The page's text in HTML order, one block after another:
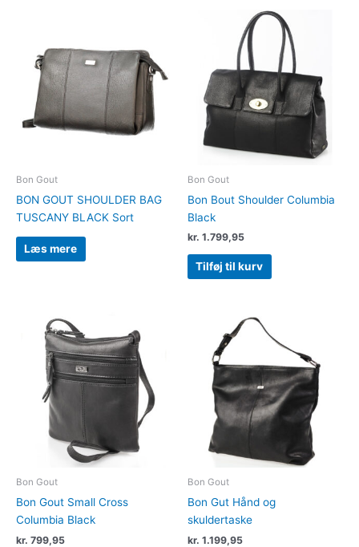
Bon Gout
BON GOUT SHOULDER BAG
TUSCANY BLACK Sort
Læs mere
Bon Gout
Bon Bout Shoulder Columbia
Black
kr. 1.799,95
Tilføj til kurv
Bon Gout
Bon Gout Small Cross
Columbia Black
kr. 799,95
Bon Gout
Bon Gut Hånd og
skuldertaske
kr. 1.199,95